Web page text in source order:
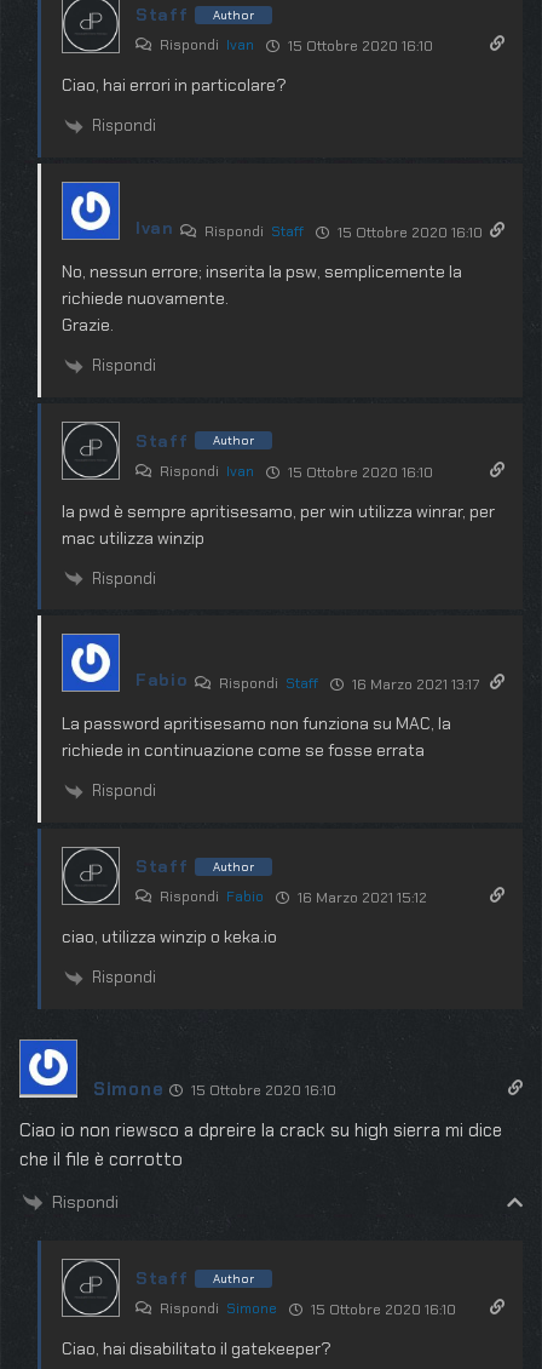
Staff Author
Rispondi Ivan 15 Ottobre 2020 16:10
Ciao, hai errori in particolare?
Rispondi
Ivan Rispondi Staff 15 Ottobre 2020 16:10
No, nessun errore; inserita la psw, semplicemente la
richiede nuovamente.
Grazie.
Rispondi
Staff Author
Rispondi Ivan 15 Ottobre 2020 16:10
la pwd è sempre apritisesamo, per win utilizza winrar, per
mac utilizza winzip
Rispondi
Fabio Rispondi Staff 16 Marzo 2021 13:17
La password apritisesamo non funziona su MAC, la
richiede in continuazione come se fosse errata
Rispondi
Staff Author
Rispondi Fabio 16 Marzo 2021 15:12
ciao, utilizza winzip o keka.io
Rispondi
Simone 15 Ottobre 2020 16:10
Ciao io non riewsco a dpreire la crack su high sierra mi dice
che il file è corrotto
Rispondi
Staff Author
Rispondi Simone 15 Ottobre 2020 16:10
Ciao, hai disabilitato il gatekeeper?